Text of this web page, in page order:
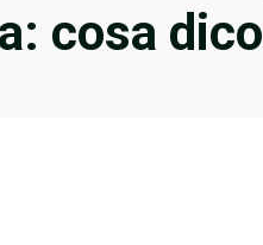
cosa